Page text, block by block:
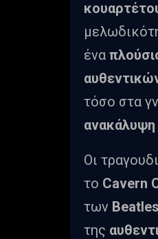
ένα
τόσο στα
ανακάλυψη
Οι
το Cavern
των Beatles
της